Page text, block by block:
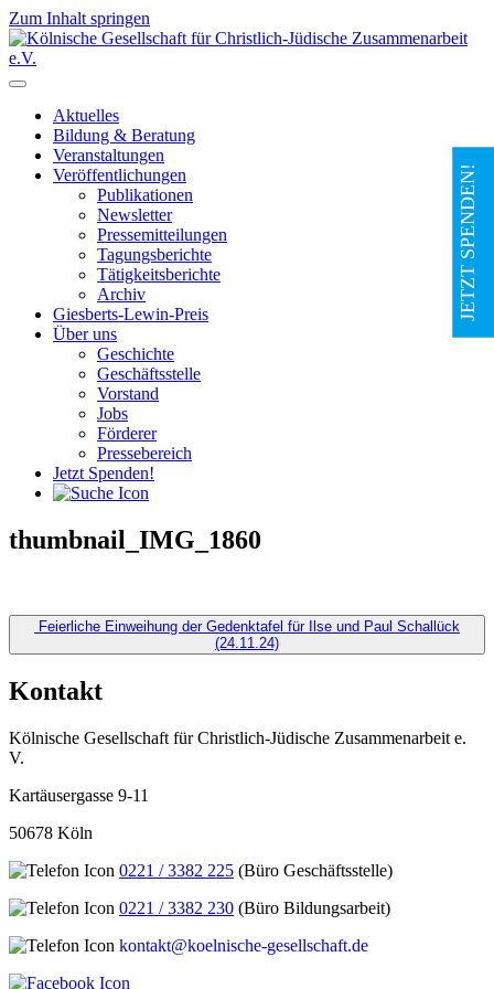
Zum Inhalt springen
Hauptnavigation
Aktuelles
Bildung & Beratung
Veranstaltungen
Veröffentlichungen
Publikationen
Newsletter
Pressemitteilungen
Tagungsberichte
Tätigkeitsberichte
Archiv
Giesberts-Lewin-Preis
Über uns
Geschichte
Geschäftsstelle
Vorstand
Jobs
Förderer
Pressebereich
Jetzt Spenden!
thumbnail_IMG_1860
Beitragsnavigation
Feierliche Einweihung der Gedenktafel für Ilse und Paul Schallück
(24.11.24)
Kontakt
Kölnische Gesellschaft für Christlich-Jüdische Zusammenarbeit e.
V.
Kartäusergasse 9-11
50678 Köln
0221 / 3382 225 (Büro Geschäftsstelle)
0221 / 3382 230 (Büro Bildungsarbeit)
kontakt@koelnische-gesellschaft.de
JETZT SPENDEN!